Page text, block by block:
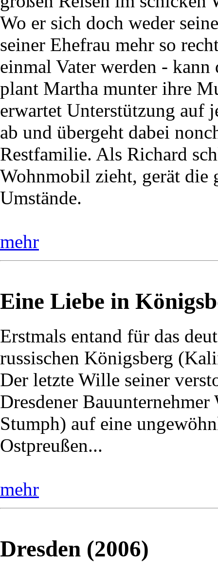
Wo er sich doch weder
seiner Ehefrau mehr so
einmal Vater werden -
plant Martha munter ihre
erwartet Unterstützung auf
ab und übergeht dabei
Restfamilie. Als Richard
Wohnmobil zieht, gerät die
Umstände.
mehr
Eine Liebe in
Erstmals entand für das
russischen Königsberg
Der letzte Wille seiner
Dresdener
Stumph) auf eine
Ostpreußen...
mehr
Dresden (2006)